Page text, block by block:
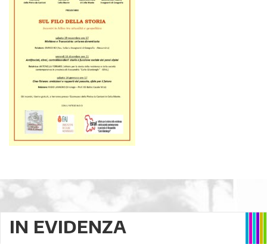
IN EVIDENZA